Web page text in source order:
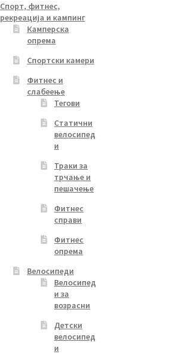
Спорт, фитнес,
рекреација и кампинг
Камперска
опрема
Спортски камери
Фитнес и
слабеење
Тегови
Статични
велосипед
и
Траки за
трчање и
пешачење
Фитнес
справи
Фитнес
опрема
Велосипеди
Велосипед
и за
возрасни
Детски
велосипед
и